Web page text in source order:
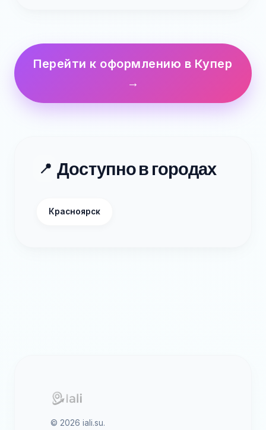
Перейти к оформлению в Купер
→
📍 Доступно в городах
Красноярск
© 2026 iali.su.